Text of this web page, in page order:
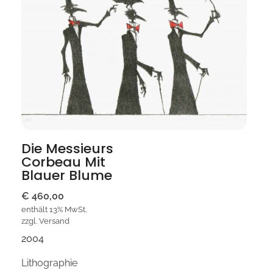
Die Messieurs
Corbeau Mit
Blauer Blume
€ 460,00
enthält 13% MwSt.
zzgl. Versand
2004
Lithographie